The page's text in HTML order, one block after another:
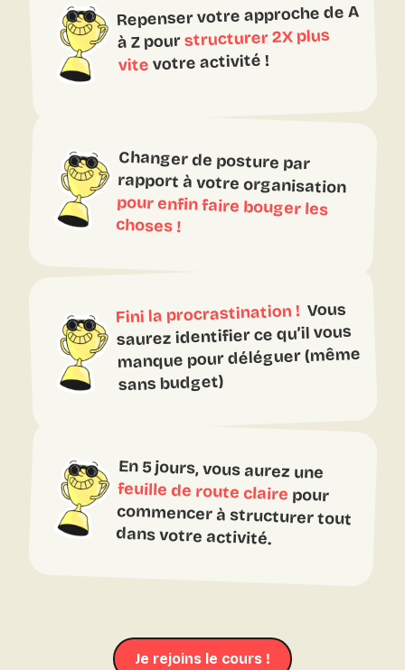
Repenser votre approche de A
à Z pourstructurer 2X plus
vitevotre activité !
Changer de posture par
rapport à votre organisation
pour enfin faire bouger les
choses !
Fini la procrastination !Vous
saurez identifier ce qu’il vous
manque pour déléguer (même
sans budget)
En 5 jours, vous aurez une
feuille de route claire pour
commencer à structurer tout
dans votre activité.
Je rejoins le cours !